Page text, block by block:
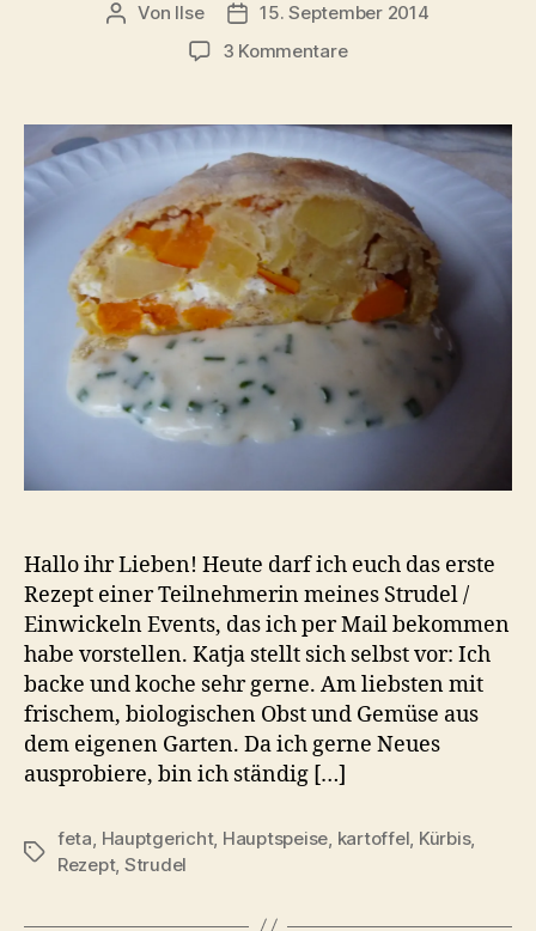
Beitragsautor
Von Ilse Beitragsdatum
15. September 2014
3 Kommentarezu
von
Schraut
Hallo ihr Lieben! Heute darf ich euch das erste
Rezept einer Teilnehmerin meines Strudel /
Einwickeln Events, das ich per Mail bekommen
habe vorstellen. Katja stellt sich selbst vor: Ich
backe und koche sehr gerne. Am liebsten mit
frischem, biologischen Obst und Gemüse aus
dem eigenen Garten. Da ich gerne Neues
ausprobiere, bin ich ständig […]
Schlagwörter
feta, Hauptgericht, Hauptspeise, kartoffel, Kürbis,
Rezept, Strudel